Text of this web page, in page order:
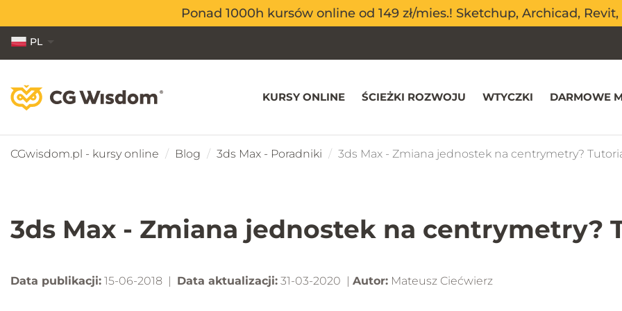
Ponad 1000h kursów online od 149 zł/mies.! Sketchup, Archicad,
Ponad 1000h kursów online od 149 zł/mies.! Sketchup, Archicad,
PL
EN
KURSY ONLINE ŚCIEŻKI ROZWOJU WTYCZKI DARMOWE
CGwisdom.pl - kursy online Blog 3ds Max - Poradniki 3ds Max - Zmiana jednostek na centrymetry?
3ds Max - Zmiana jednostek na centrymetry?
Data publikacji: 15-06-2018 | Data aktualizacji: 31-03-2020 | Autor: Mateusz Ciećwierz